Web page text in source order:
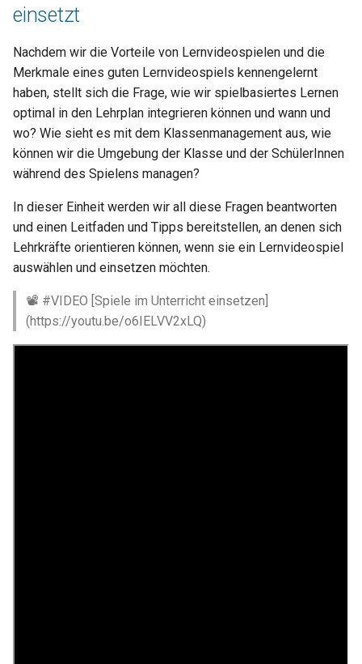
i
e
r
t
2. Gameplay / Erfahrung
3. Spielergebnisse /
Punktestand
4. Reflexion / Analyse
5. Bildung abstrakter
Konzepte + Anwendung in
Lehrerkompetenzen
Herausforderungen
Moderation
einsetzt
Nachdem wir die Vorteile von Lernvideospielen und die
Merkmale eines guten Lernvideospiels kennengelernt
haben, stellt sich die Frage, wie wir spielbasiertes Lernen
optimal in den Lehrplan integrieren können und wann und
wo? Wie sieht es mit dem Klassenmanagement aus, wie
können wir die Umgebung der Klasse und der SchülerInnen
während des Spielens managen?
In dieser Einheit werden wir all diese Fragen beantworten
und einen Leitfaden und Tipps bereitstellen, an denen sich
Lehrkräfte orientieren können, wenn sie ein Lernvideospiel
auswählen und einsetzen möchten.
📽 #VIDEO [Spiele im Unterricht einsetzen]
(https://youtu.be/o6IELVV2xLQ)